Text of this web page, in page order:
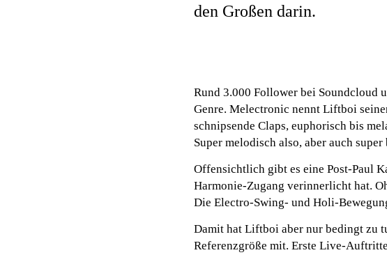
den Großen darin.
Rund 3.000 Follower bei Soundcloud
Genre. Melectronic nennt Liftboi
schnipsende Claps, euphorisch bis
Super melodisch also, aber auch super
Offensichtlich gibt es eine Post-Paul
Harmonie-Zugang verinnerlicht hat.
Die Electro-Swing- und Holi-
Damit hat Liftboi aber nur bedingt zu
Referenzgröße mit. Erste Live-